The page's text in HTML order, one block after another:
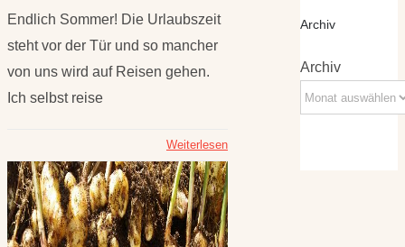
Endlich Sommer! Die Urlaubszeit
steht vor der Tür und so mancher
von uns wird auf Reisen gehen.
Ich selbst reise
Weiterlesen
Archiv
Archiv